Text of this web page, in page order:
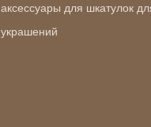
аксессуары для шкатулок
украшений